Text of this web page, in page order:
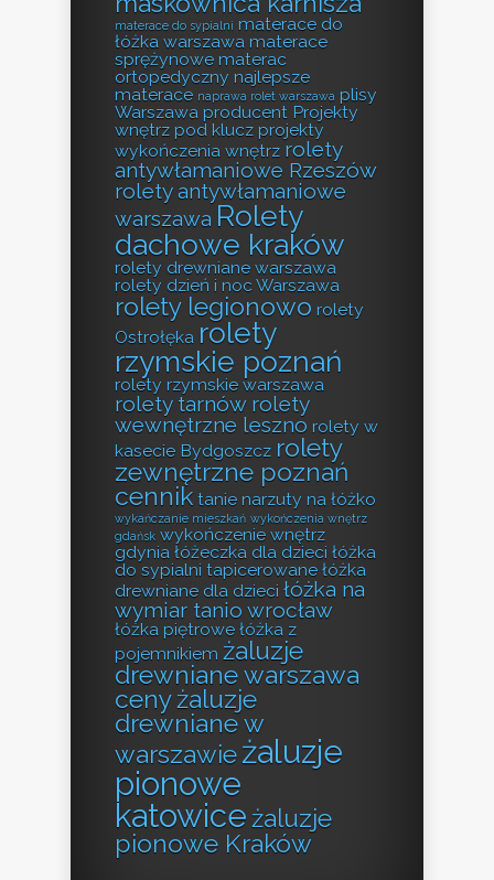
materace do sypialni materace do
łóżka warszawa materace
sprężynowe materac
ortopedyczny najlepsze
materace naprawa rolet warszawa plisy
Warszawa producent Projekty
wnętrz pod klucz projekty
wykończenia wnętrz rolety
antywłamaniowe Rzeszów
rolety antywłamaniowe
warszawa Rolety
dachowe kraków
rolety drewniane warszawa
rolety dzień i noc Warszawa
rolety legionowo rolety
Ostrołęka rolety
rzymskie poznań
rolety rzymskie warszawa
rolety tarnów rolety
wewnętrzne leszno rolety w
kasecie Bydgoszcz rolety
zewnętrzne poznań
cennik tanie narzuty na łóżko
wykańczanie mieszkań wykończenia wnętrz
gdańsk wykończenie wnętrz
gdynia łóżeczka dla dzieci łóżka
do sypialni tapicerowane łóżka
drewniane dla dzieci łóżka na
wymiar tanio wrocław
łóżka piętrowe łóżka z
pojemnikiem żaluzje
drewniane warszawa
cenyżaluzje
drewniane w
warszawieżaluzje
pionowe
katowice żaluzje
pionowe Kraków